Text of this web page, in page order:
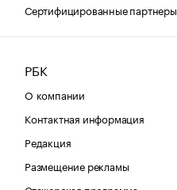
Сертифицированные партнеры
РБК
О компании
Контактная информация
Редакция
Размещение рекламы